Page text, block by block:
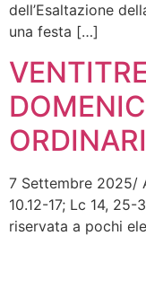
dell’Esaltazione
una festa […]
7 Settembre 2025/
10.12-17; Lc 14,
riservata a pochi